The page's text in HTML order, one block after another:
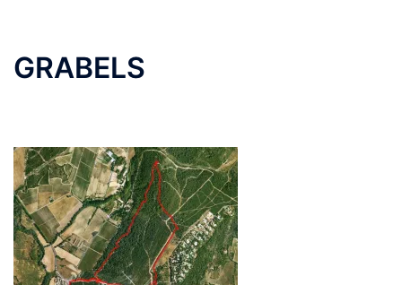
GRABELS